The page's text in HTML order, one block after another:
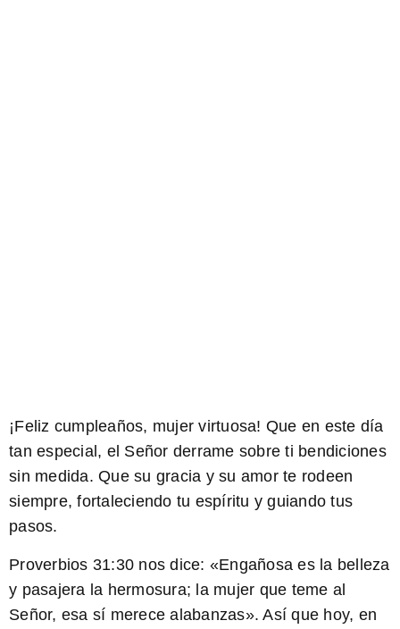
¡Feliz cumpleaños, mujer virtuosa! Que en este día
tan especial, el Señor derrame sobre ti bendiciones
sin medida. Que su gracia y su amor te rodeen
siempre, fortaleciendo tu espíritu y guiando tus
pasos.
Proverbios 31:30 nos dice: «Engañosa es la belleza
y pasajera la hermosura; la mujer que teme al
Señor, esa sí merece alabanzas». Así que hoy, en